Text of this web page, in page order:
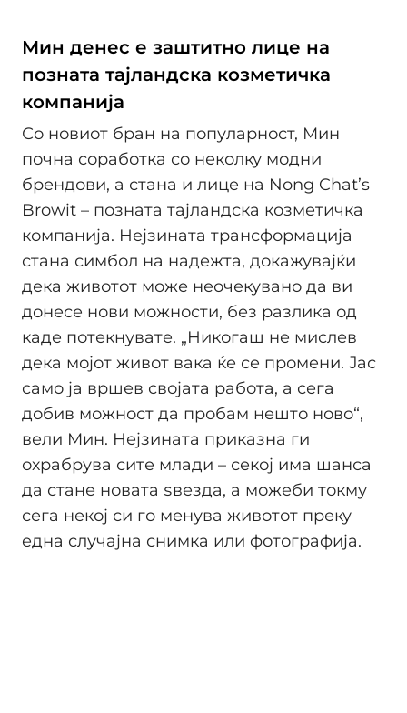
Мин денес е заштитно лице на
позната тајландска козметичка
компанија
Со новиот бран на популарност, Мин
почна соработка со неколку модни
брендови, а стана и лице на Nong Chat’s
Browit – позната тајландска козметичка
компанија. Нејзината трансформација
стана симбол на надежта, докажувајќи
дека животот може неочекувано да ви
донесе нови можности, без разлика од
каде потекнувате. „Никогаш не мислев
дека мојот живот вака ќе се промени. Јас
само ја вршев својата работа, а сега
добив можност да пробам нешто ново“,
вели Мин. Нејзината приказна ги
охрабрува сите млади – секој има шанса
да стане новата ѕвезда, а можеби токму
сега некој си го менува животот преку
една случајна снимка или фотографија.